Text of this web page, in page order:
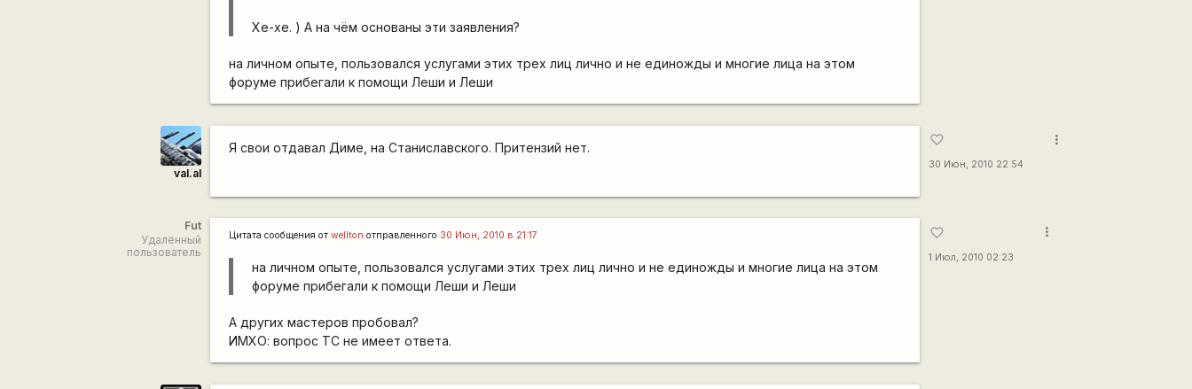
Хе-хе. ) А на чём основаны эти заявления?
на личном опыте, пользовался услугами этих трех лиц лично и не единожды и многие лица на этом
форуме прибегали к помощи Леши и Леши
val.al
Я свои отдавал Диме, на Станиславского. Притензий нет.
favorite_border
30 Июн, 2010 22:54
more_vert
Fut
Удалённый
пользователь
Цитата сообщения отwellton отправленного 30 Июн, 2010 в 21:17
на личном опыте, пользовался услугами этих трех лиц лично и не единожды и многие лица на этом
форуме прибегали к помощи Леши и Леши
А других мастеров пробовал?
ИМХО: вопрос ТС не имеет ответа.
favorite_border
1 Июл, 2010 02:23
more_vert